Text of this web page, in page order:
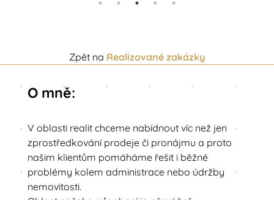
Zpět na Realizované zakázky
O mně:
V oblasti realit chceme nabídnout víc než jen
zprostředkování prodeje či pronájmu a proto
našim klientům pomáháme řešit i běžné
problémy kolem administrace nebo údržby
nemovitosti.